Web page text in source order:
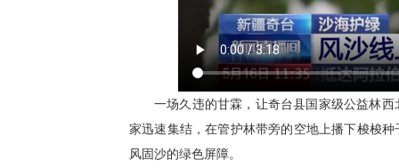
一场久违的甘霖，让奇台县国家级公益林
家迅速集结，在管护林带旁的空地上播下梭梭
风固沙的绿色屏障。